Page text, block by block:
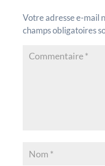
Votre adresse e-mail
champs obligatoires